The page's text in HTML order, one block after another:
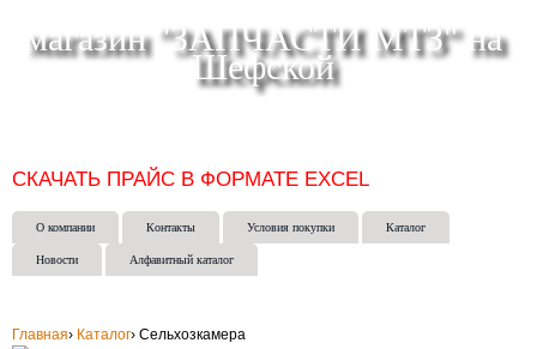
магазин "ЗАПЧАСТИ МТЗ" на
Шефской
СКАЧАТЬ ПРАЙС В ФОРМАТЕ EXCEL
О компании Контакты Условия покупки Каталог
Новости Алфавитный каталог
Главная› Каталог› Сельхозкамера